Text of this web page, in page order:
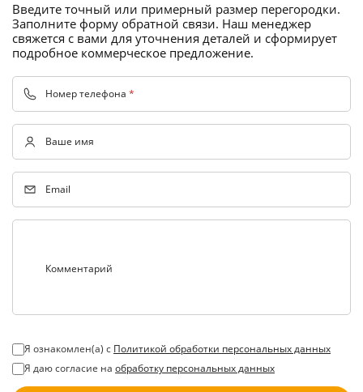
Введите точный или примерный размер перегородки.
Заполните форму обратной связи. Наш менеджер
свяжется с вами для уточнения деталей и сформирует
подробное коммерческое предложение.
Номер телефона *
Ваше имя
Email
Комментарий
Я ознакомлен(а) с Политикой обработки персональных данных
Я даю согласие на обработку персональных данных